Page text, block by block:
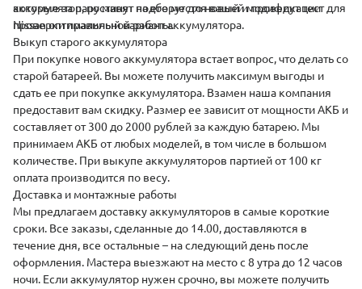
которые за пару минут подберут для вашей модификации
Nissan оптимальный вариант аккумулятора.
аккумулятор, поставят на его место новый и проведут тест для
проверки правильной работы.
Выкуп старого аккумулятора
При покупке нового аккумулятора встает вопрос, что делать со
старой батареей. Вы можете получить максимум выгоды и
сдатьее при покупке аккумулятора. Взамен наша компания
предоставит вам скидку. Размер ее зависит от мощности АКБ и
составляет от 300 до 2000 рублей за каждую батарею. Мы
принимаем АКБ от любых моделей, в том числе в большом
количестве. При выкупе аккумуляторов партией от 100 кг
оплата производится по весу.
Доставка и монтажные работы
Мы предлагаем доставку аккумуляторов в самые короткие
сроки. Все заказы, сделанные до 14.00, доставляются в
течение дня, все остальные – на следующий день после
оформления. Мастера выезжают на место с 8 утра до 12 часов
ночи. Если аккумулятор нужен срочно, вы можете получить